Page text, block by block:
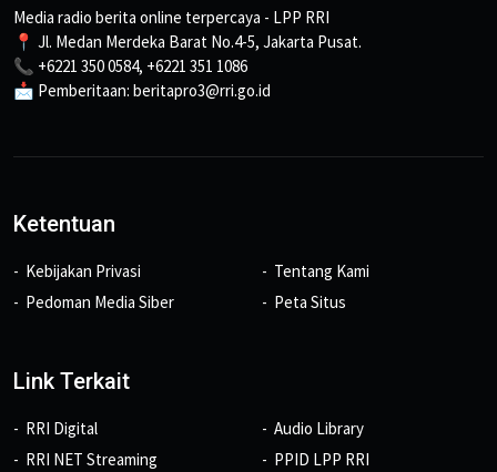
Media radio berita online terpercaya - LPP RRI
📍 Jl. Medan Merdeka Barat No.4-5, Jakarta Pusat.
📞 +6221 350 0584, +6221 351 1086
📩 Pemberitaan: beritapro3@rri.go.id
Ketentuan
Kebijakan Privasi
Pedoman Media Siber
Tentang Kami
Peta Situs
Link Terkait
RRI Digital
RRI NET Streaming
Audio Library
PPID LPP RRI